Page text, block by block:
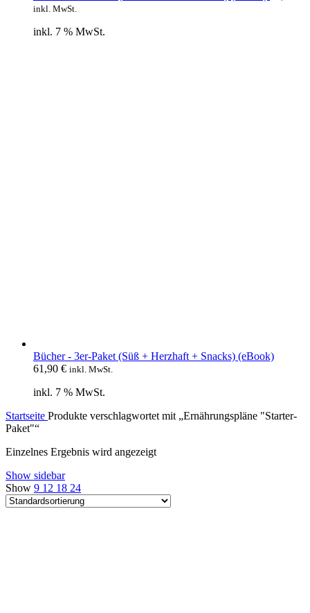
inkl. MwSt.
inkl. 7 % MwSt.
Bücher - 3er-Paket (Süß + Herzhaft + Snacks) (eBook)
61,90 € inkl. MwSt.
inkl. 7 % MwSt.
Startseite Produkte verschlagwortet mit „Ernährungspläne "Starter-
Paket"“
Einzelnes Ergebnis wird angezeigt
Show sidebar
Show 9 12 18 24